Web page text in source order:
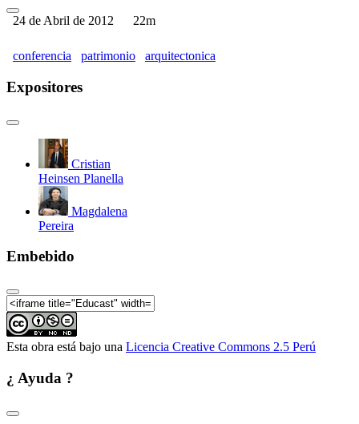
Tierra (TERRA 2012) - (5to Ponente)
Tierra (TERRA 2012)- (6to Ponente)
Conservación del Patrimonio Arquitectónico de
Conferencia Internacional sobre el Estudio y
Conservación del Patrimonio Arquitectónico de
24 de Abril de 2012 22m
conferencia patrimonio arquitectonica
Expositores
Cristian
Heinsen Planella
Magdalena
Pereira
Embebido
Esta obra está bajo una Licencia Creative Commons 2.5 Perú
¿ Ayuda ?